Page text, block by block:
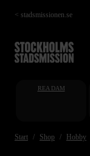
Hoppa
till
< stadsmissionen.se
REA DAM
Start Shop Hobby